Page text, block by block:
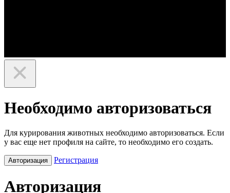
Необходимо авторизоваться
Для курирования животных необходимо авторизоваться. Если
у вас еще нет профиля на сайте, то необходимо его создать.
Авторизация Регистрация
Авторизация